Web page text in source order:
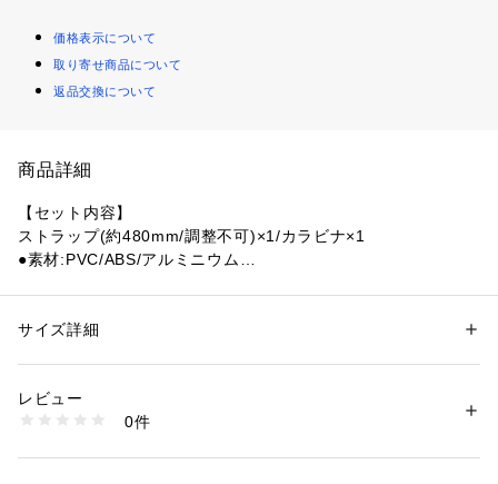
価格表示について
取り寄せ商品について
返品交換について
商品詳細
【セット内容】
ストラップ(約480mm/調整不可)×1/カラビナ×1
●素材:PVC/ABS/アルミニウム
0×H170mm 【裏面透明窓】W80×H55mm
●重量:約58g
●浮力目安:最大約370g
性別：レディース
商品番号：
10878449701 （ショップ）
サイズ詳細
レビュー
0件